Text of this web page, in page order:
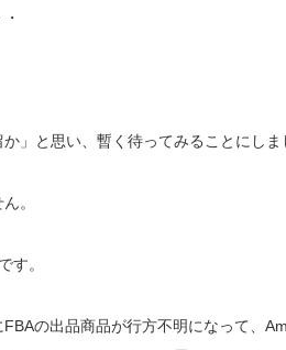
か」と思い、暫く待ってみることにし
。
す。
の出品商品が行方不明になって、